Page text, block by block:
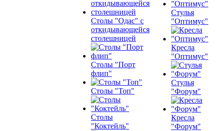
Столы "Одас" с
откидывающейся
столешницей
Столы "Порт
флип"
Столы "Топ"
Столы
"Коктейль"
Стулья
"Оптимус"
Кресла
"Оптимус"
Стулья
"Форум"
Кресла
"Форум"